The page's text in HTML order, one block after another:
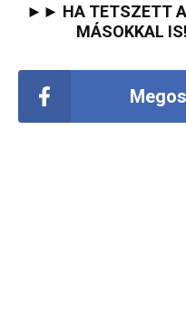
►► HA TETSZETT A
MÁSOKKAL IS!